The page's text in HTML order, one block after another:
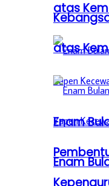
atas
Enam
atas
Enam